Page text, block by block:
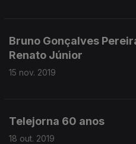
Bruno Gonçalves
Renato Júnior
15 nov. 2019
Telejorna 60 anos
18 out. 2019